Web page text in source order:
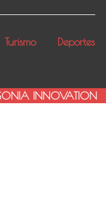
Turismo
Deportes
INNOVATION